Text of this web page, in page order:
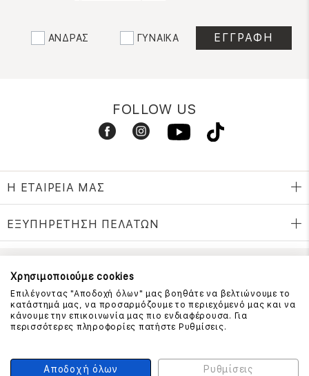
ΑΝΔΡΑΣ ΓΥΝΑΙΚΑ
FOLLOW US
Η ΕΤΑΙΡΕΙΑ ΜΑΣ
ΕΞΥΠΗΡΕΤΗΣΗ ΠΕΛΑΤΩΝ
ΕΠΙΚΟΙΝΩΝΗΣΤΕ ΜΑΖΙ ΜΑΣ
210 999 4510
(Χρεώση μια αστική μονάδα από σταθερό)
ΑΣΦΑΛΕΙΑ ΣΥΝΑΛΛΑΓΩΝ
Χρησιμοποιούμε cookies
Επιλέγοντας "Αποδοχή όλων" μας βοηθάτε να βελτιώνουμε το
κατάστημά μας, να προσαρμόζουμε το περιεχόμενό μας και να
κάνουμε την επικοινωνία μας πιο ενδιαφέρουσα. Για
περισσότερες πληροφορίες πατήστε Ρυθμίσεις.
Αποδοχή όλων Ρυθμίσεις